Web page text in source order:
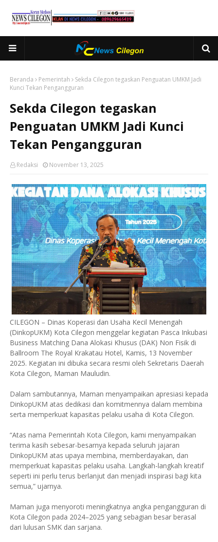
Beranda Pemerintah
Sekda Cilegon tegaskan Penguatan UMKM Jadi
Kunci Tekan Pengangguran
Sekda Cilegon tegaskan
Penguatan UMKM Jadi Kunci
Tekan Pengangguran
Redaksi November 13, 2025
CILEGON – Dinas Koperasi dan Usaha Kecil Menengah
(DinkopUKM) Kota Cilegon menggelar kegiatan Pasca Inkubasi
Business Matching Dana Alokasi Khusus (DAK) Non Fisik di
Ballroom The Royal Krakatau Hotel, Kamis, 13 November
2025. Kegiatan ini dibuka secara resmi oleh Sekretaris Daerah
Kota Cilegon, Maman Mauludin.
Dalam sambutannya, Maman menyampaikan apresiasi kepada
DinkopUKM atas dedikasi dan komitmennya dalam membina
serta memperkuat kapasitas pelaku usaha di Kota Cilegon.
“Atas nama Pemerintah Kota Cilegon, kami menyampaikan
terima kasih sebesar-besarnya kepada seluruh jajaran
DinkopUKM atas upaya membina, memberdayakan, dan
memperkuat kapasitas pelaku usaha. Langkah-langkah kreatif
seperti ini perlu terus berlanjut dan menjadi inspirasi bagi kita
semua,” ujarnya.
Maman juga menyoroti meningkatnya angka pengangguran di
Kota Cilegon pada 2024–2025 yang sebagian besar berasal
dari lulusan SMK dan sarjana.